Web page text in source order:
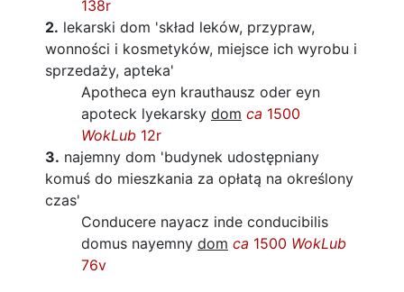
138r
2. lekarski dom 'skład leków, przypraw,
wonności i kosmetyków, miejsce ich wyrobu i
sprzedaży, apteka'
Apotheca eyn krauthausz oder eyn
apoteck lyekarsky dom ca 1500
WokLub 12r
3. najemny dom 'budynek udostępniany
komuś do mieszkania za opłatą na określony
czas'
Conducere nayacz inde conducibilis
domus nayemny dom ca 1500 WokLub
76v